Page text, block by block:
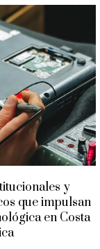
y
que impulsan
en Costa